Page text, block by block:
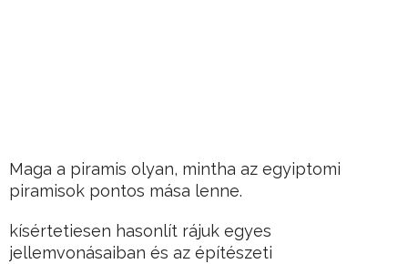
Maga a piramis olyan, mintha az egyiptomi
piramisok pontos mása lenne.
kísértetiesen hasonlít rájuk egyes
jellemvonásaiban és az építészeti